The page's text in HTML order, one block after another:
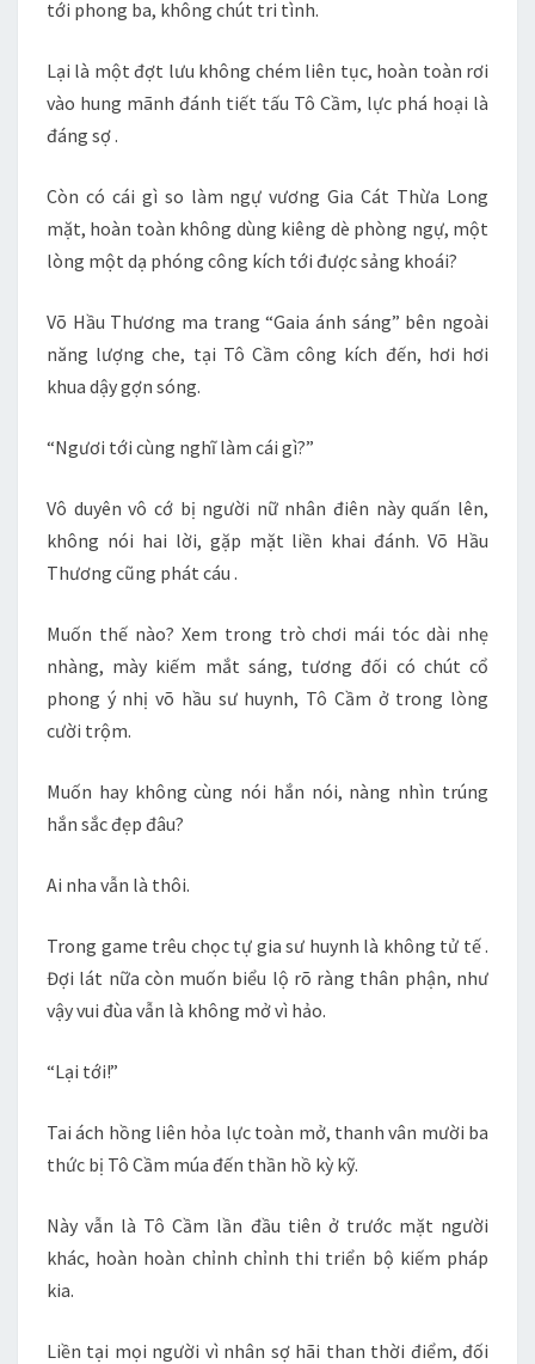
tới phong ba, không chút tri tình.
Lại là một đợt lưu không chém liên tục, hoàn toàn rơi
vào hung mãnh đánh tiết tấu Tô Cầm, lực phá hoại là
đáng sợ .
Còn có cái gì so làm ngự vương Gia Cát Thừa Long
mặt, hoàn toàn không dùng kiêng dè phòng ngự, một
lòng một dạ phóng công kích tới được sảng khoái?
Võ Hầu Thương ma trang “Gaia ánh sáng” bên ngoài
năng lượng che, tại Tô Cầm công kích đến, hơi hơi
khua dậy gợn sóng.
“Ngươi tới cùng nghĩ làm cái gì?”
Vô duyên vô cớ bị người nữ nhân điên này quấn lên,
không nói hai lời, gặp mặt liền khai đánh. Võ Hầu
Thương cũng phát cáu .
Muốn thế nào? Xem trong trò chơi mái tóc dài nhẹ
nhàng, mày kiếm mắt sáng, tương đối có chút cổ
phong ý nhị võ hầu sư huynh, Tô Cầm ở trong lòng
cười trộm.
Muốn hay không cùng nói hắn nói, nàng nhìn trúng
hắn sắc đẹp đâu?
Ai nha vẫn là thôi.
Trong game trêu chọc tự gia sư huynh là không tử tế .
Đợi lát nữa còn muốn biểu lộ rõ ràng thân phận, như
vậy vui đùa vẫn là không mở vì hảo.
“Lại tới!”
Tai ách hồng liên hỏa lực toàn mở, thanh vân mười ba
thức bị Tô Cầm múa đến thần hồ kỳ kỹ.
Này vẫn là Tô Cầm lần đầu tiên ở trước mặt người
khác, hoàn hoàn chỉnh chỉnh thi triển bộ kiếm pháp
kia.
Liền tại mọi người vì nhân sợ hãi than thời điểm, đối